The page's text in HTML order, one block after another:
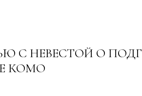
С НЕВЕСТОЙ О
КОМО